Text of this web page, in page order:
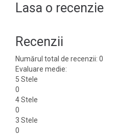
Lasa o recenzie
Recenzii
Numărul total de recenzii: 0
Evaluare medie:
5 Stele
0
4 Stele
0
3 Stele
0